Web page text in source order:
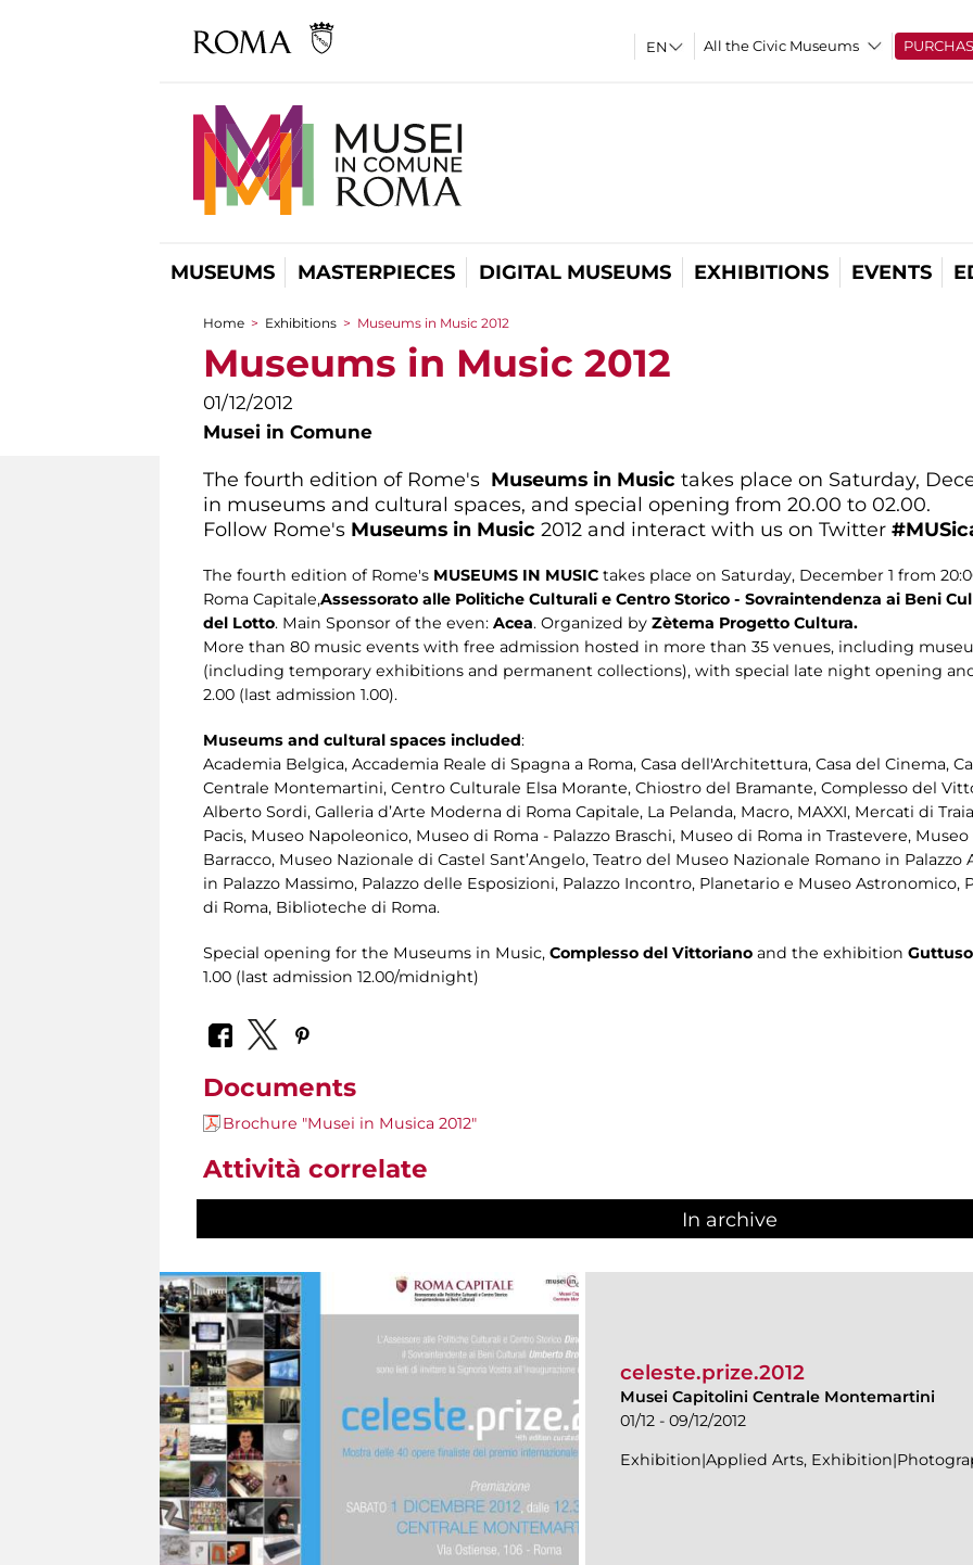
All the Civic Museums
MUSEUMS MASTERPIECES DIGITAL MUSEUMS EXHIBITIONS EVENTS
You are here
Home > Exhibitions > Museums in Music 2012
Museums in Music 2012
01/12/2012
Musei in Comune
The fourth edition of Rome's Museums in Music takes place on Saturday,
in museums and cultural spaces, and special opening from 20.00 to 02.00.
Follow Rome's Museums in Music 2012 and interact with us on Twitter #
The fourth edition of Rome's MUSEUMS IN MUSIC takes place on Saturday, December 1 from
Roma Capitale,Assessorato alle Politiche Culturali e Centro Storico - Sovraintendenza ai Beni
del Lotto. Main Sponsor of the even: Acea. Organized by Zètema Progetto Cultura.
More than 80 music events with free admission hosted in more than 35 venues, including
(including temporary exhibitions and permanent collections), with special late night opening
2.00 (last admission 1.00).
Museums and cultural spaces included:
Academia Belgica, Accademia Reale di Spagna a Roma, Casa dell'Architettura, Casa del Cinema,
Centrale Montemartini, Centro Culturale Elsa Morante, Chiostro del Bramante, Complesso del
Alberto Sordi, Galleria d’Arte Moderna di Roma Capitale, La Pelanda, Macro, MAXXI, Mercati di
Pacis, Museo Napoleonico, Museo di Roma - Palazzo Braschi, Museo di Roma in Trastevere,
Barracco, Museo Nazionale di Castel Sant’Angelo, Teatro del Museo Nazionale Romano in
in Palazzo Massimo, Palazzo delle Esposizioni, Palazzo Incontro, Planetario e Museo Astronomico,
di Roma, Biblioteche di Roma.
Special opening for the Museums in Music, Complesso del Vittoriano and the exhibition
1.00 (last admission 12.00/midnight)
Documents
Brochure "Musei in Musica 2012"
Attività correlate
In archive
celeste.prize.2012
Musei Capitolini Centrale Montemartini
01/12 - 09/12/2012
Exhibition|Applied Arts,